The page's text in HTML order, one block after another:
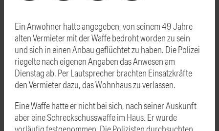
Ein Anwohner hatte angegeben, von seinem 49 Jahre
alten Vermieter mit der Waffe bedroht worden zu sein
und sich in einen Anbau geflüchtet zu haben. Die Polizei
riegelte nach eigenen Angaben das Anwesen am
Dienstag ab. Per Lautsprecher brachten Einsatzkräfte
den Vermieter dazu, das Wohnhaus zu verlassen.
Eine Waffe hatte er nicht bei sich, nach seiner Auskunft
aber eine Schreckschusswaffe im Haus. Er wurde
vorläufig festgenommen. Die Polizisten durchsuchten